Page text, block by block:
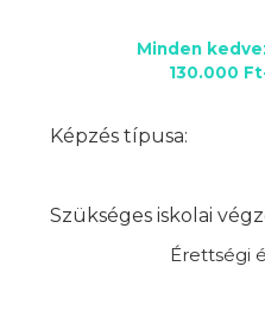
Minden
130.000
Képzés típusa:
Szükséges iskolai
Érettségi